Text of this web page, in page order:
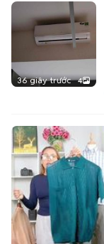
36 giây trước 4